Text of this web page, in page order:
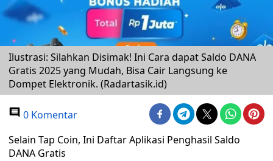
Ilustrasi: Silahkan Disimak! Ini Cara dapat Saldo DANA
Gratis 2025 yang Mudah, Bisa Cair Langsung ke
Dompet Elektronik. (Radartasik.id)
0 Komentar
Selain Tap Coin, Ini Daftar Aplikasi Penghasil Saldo
DANA Gratis